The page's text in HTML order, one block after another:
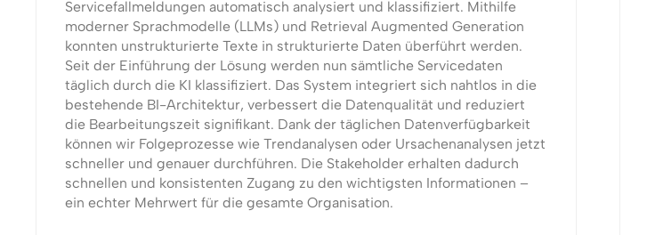
Servicefallmeldungen automatisch analysiert und klassifiziert. Mithilfe
moderner Sprachmodelle (LLMs) und Retrieval Augmented Generation
konnten unstrukturierte Texte in strukturierte Daten überführt werden.
Seit der Einführung der Lösung werden nun sämtliche Servicedaten
täglich durch die KI klassifiziert. Das System integriert sich nahtlos in die
bestehende BI-Architektur, verbessert die Datenqualität und reduziert
die Bearbeitungszeit signifikant. Dank der täglichen Datenverfügbarkeit
können wir Folgeprozesse wie Trendanalysen oder Ursachenanalysen jetzt
schneller und genauer durchführen. Die Stakeholder erhalten dadurch
schnellen und konsistenten Zugang zu den wichtigsten Informationen –
ein echter Mehrwert für die gesamte Organisation.